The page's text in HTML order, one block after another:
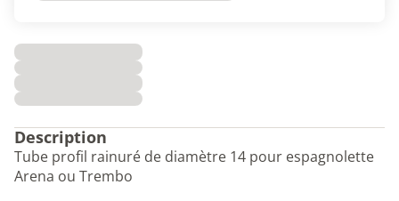
Description
Tube profil rainuré de diamètre 14 pour espagnolette
Arena ou Trembo